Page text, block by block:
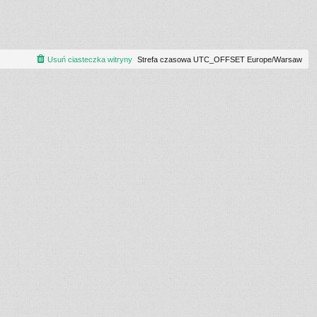
Strefa czasowa UTC_OFFSET Europe/Warsaw
Usuń ciasteczka witryny